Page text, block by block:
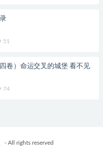
51
卷）命运交叉的城堡 看不见
74
- All rights reserved